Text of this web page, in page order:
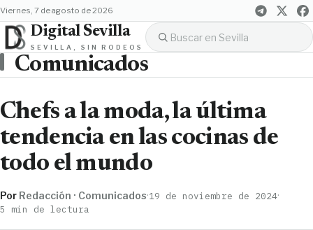
viernes, 7 de agosto de 2026
Digital Sevilla
SEVILLA, SIN RODEOS
Comunicados
Chefs a la moda, la última
tendencia en las cocinas de
todo el mundo
Por Redacción · Comunicados·19 de noviembre de 2024·
5 min de lectura